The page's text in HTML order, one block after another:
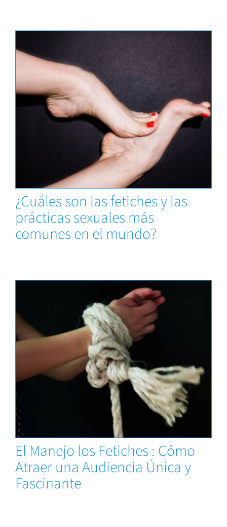
Capacitaciones
¿Cuáles son las fetiches y las
prácticas sexuales más
comunes en el mundo?
Capacitaciones
El Manejo los Fetiches : Cómo
Atraer una Audiencia Única y
Fascinante